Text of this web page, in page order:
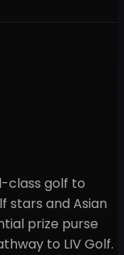
class golf to
stars and Asian
prize purse
to LIV Golf.